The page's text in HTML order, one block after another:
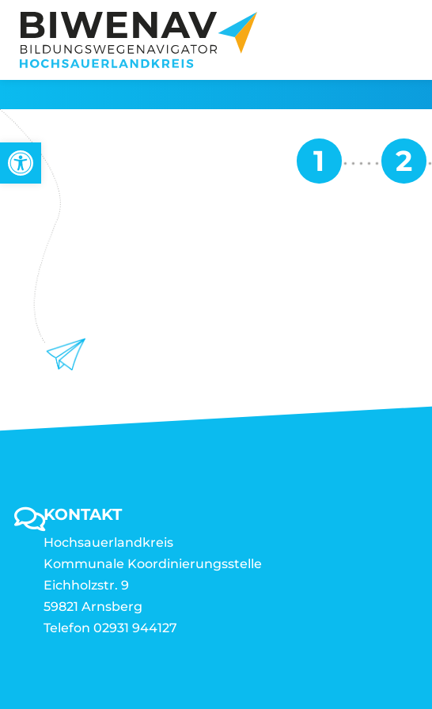
Werkzeugleiste öffnen
KONTAKT
Hochsauerlandkreis
Kommunale Koordinierungsstelle
Eichholzstr. 9
59821 Arnsberg
Telefon 02931 944127